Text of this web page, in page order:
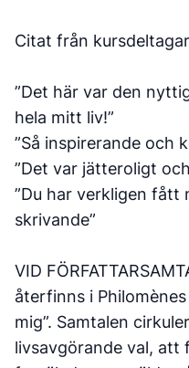
Citat från
”Det här var den
hela mitt liv!”
”Så inspirerande och
”Det var jätteroligt
”Du har verkligen fått
skrivande”
VID
återfinns i
mig”. Samtalen
livsavgörande val, att